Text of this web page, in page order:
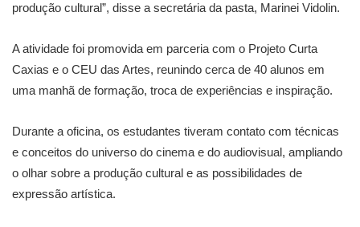
produção cultural”, disse a secretária da pasta, Marinei Vidolin.
A atividade foi promovida em parceria com o Projeto Curta
Caxias e o CEU das Artes, reunindo cerca de 40 alunos em
uma manhã de formação, troca de experiências e inspiração.
Durante a oficina, os estudantes tiveram contato com técnicas
e conceitos do universo do cinema e do audiovisual, ampliando
o olhar sobre a produção cultural e as possibilidades de
expressão artística.